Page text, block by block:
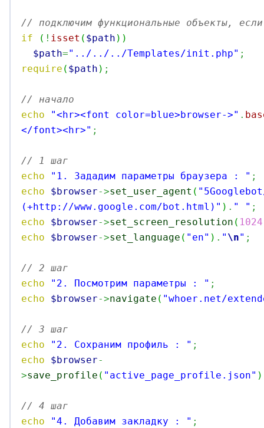
// подключим функциональные объекты,
if
( ! isset ( $path ) )
$path="../../../Templates/init.php" ;
require ( $path ) ;
// начало
echo
"<hr><font color=blue>browser->" .
</font><hr>" ;
// 1 шаг
echo
"1. Зададим параметры браузера : " ;
echo
$browser->set_user_agent (
(+http://www.google.com/bot.html)" ) . " " ;
echo
$browser->set_screen_resolution ( 1024
echo
$browser->set_language ( "en" ) . " \n" ;
// 2 шаг
echo
"2. Посмотрим параметры : " ;
echo
$browser->navigate ( "whoer.net/
// 3 шаг
echo
"2. Сохраним профиль : " ;
echo
$browser-
>save_profile ( "active_page_profile.json" )
// 4 шаг
echo
"4. Добавим закладку : " ;